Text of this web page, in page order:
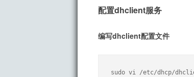
配置dhclient服务
编写dhclient配置文件
sudo vi /etc/dhcp/